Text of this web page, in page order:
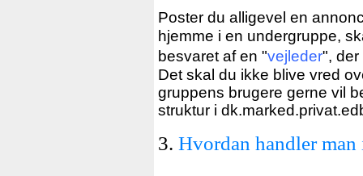
Poster du alligevel en
hjemme i en undergruppe,
besvaret af en "vejleder",
Det skal du ikke blive vred
gruppens brugere gerne vil
struktur i
3. Hvordan handler man